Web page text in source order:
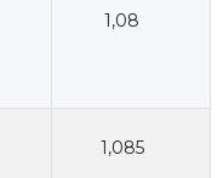
1,08
1,085